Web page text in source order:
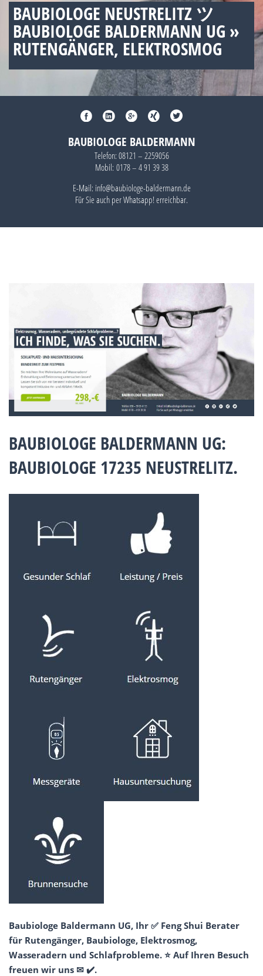
BAUBIOLOGE NEUSTRELITZ ツ
BAUBIOLOGE BALDERMANN UG »
RUTENGÄNGER, ELEKTROSMOG
BAUBIOLOGE BALDERMANN
Telefon: 08121 – 2259056
Mobil: 0178 – 4 91 39 38
E-Mail: info@baubiologe-baldermann.de
Für Sie auch perWhatsapp!erreichbar.
BAUBIOLOGE BALDERMANN UG:
BAUBIOLOGE 17235 NEUSTRELITZ.
Baubiologe Baldermann UG, Ihr ✅ Feng Shui Berater
für Rutengänger, Baubiologe, Elektrosmog,
Wasseradern und Schlafprobleme. ⭐ Auf Ihren Besuch
freuen wir uns ✉ ✔️.